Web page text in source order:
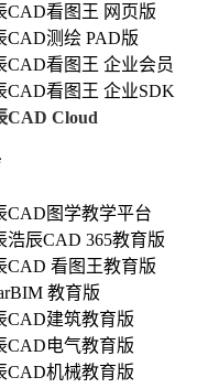
CAD看图王 网页版
CAD测绘 PAD版
CAD看图王 企业会员
CAD看图王 企业SDK
CAD Cloud
CAD图学教学平台
浩辰CAD 365教育版
CAD 看图王教育版
教育版
CAD建筑教育版
CAD电气教育版
CAD机械教育版